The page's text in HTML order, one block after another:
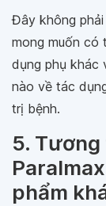
Đây không
mong muốn có
dụng phụ khác
nào về tác
trị bệnh.
5.
phẩm